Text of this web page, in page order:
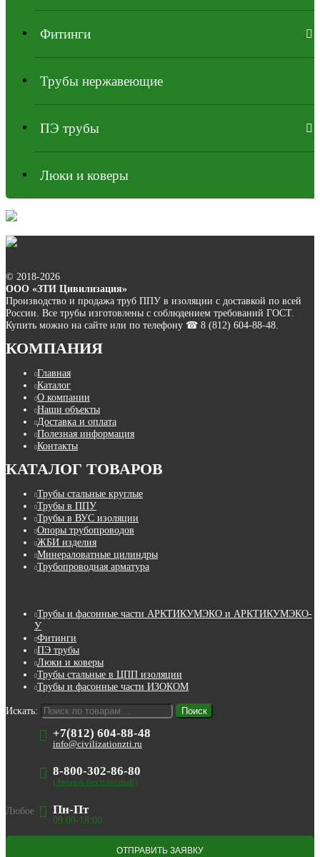
Фитинги
Трубы нержавеющие
ПЭ трубы
Люки и коверы
© 2018-2026
ООО «ЗТИ Цивилизация»
Производство и продажа труб ППУ в изоляции с доставкой по всей
России. Все трубы изготовлены с соблюдением требований ГОСТ.
Купить можно на сайте или по телефону ☎ 8 (812) 604-88-48.
КОМПАНИЯ
Главная
Каталог
О компании
Наши объекты
Доставка и оплата
Полезная информация
Контакты
КАТАЛОГ ТОВАРОВ
Трубы стальные круглые
Трубы в ППУ
Трубы в ВУС изоляции
Опоры трубопроводов
ЖБИ изделия
Минераловатные цилиндры
Трубопроводная арматура
Трубы и фасонные части АРКТИКУМЭКО и АРКТИКУМЭКО-
У
Фитинги
ПЭ трубы
Люки и коверы
Трубы стальные в ЦПП изоляции
Трубы и фасонные части ИЗОКОМ
Искать: Поиск
+7(812) 604-88-48
info@civilizationzti.ru
8-800-302-86-80
(Звонок бесплатный)
Пн-Пт
09:00-18:00
Любое